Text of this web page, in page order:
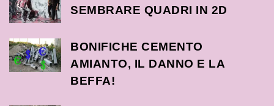
SEMBRARE QUADRI IN 2D
BONIFICHE CEMENTO
AMIANTO, IL DANNO E LA
BEFFA!